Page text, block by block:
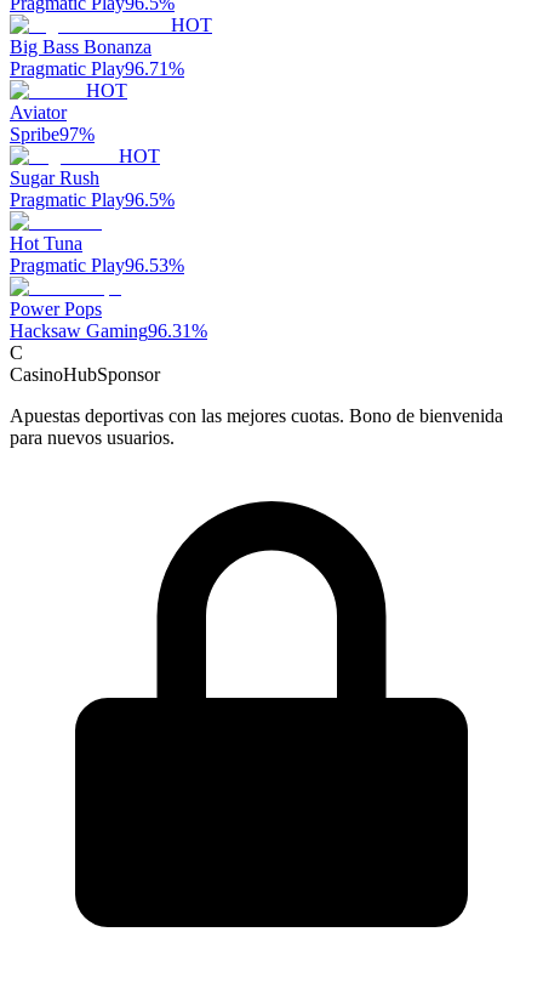
HOT
Big Bass Bonanza
Pragmatic Play96.71%
HOT
Aviator
Spribe97%
HOT
Sugar Rush
Pragmatic Play96.5%
Hot Tuna
Pragmatic Play96.53%
Power Pops
Hacksaw Gaming96.31%
C
CasinoHubSponsor
Apuestas deportivas con las mejores cuotas. Bono de bienvenida
para nuevos usuarios.